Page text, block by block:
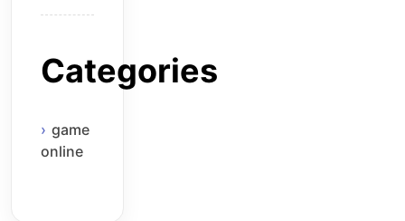
Categories
game
online